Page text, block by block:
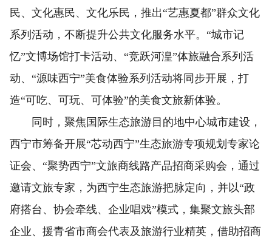
民、文化惠民、文化乐民，推出“艺惠夏都”群众文化
系列活动，不断提升公共文化服务水平。“城市记
忆”文博场馆打卡活动、“竞跃河湟”体旅融合系列活
动、“源味西宁”美食体验系列活动将同步开展，打
造“可吃、可玩、可体验”的美食文旅新体验。
同时，聚焦国际生态旅游目的地中心城市建设，
西宁市筹备开展“芯动西宁”生态旅游专项规划专家论
证会、“聚势西宁”文旅商线路产品招商采购会，通过
邀请文旅专家，为西宁生态旅游把脉定向，并以“政
府搭台、协会牵线、企业唱戏”模式，集聚文旅头部
企业、援青省市商会代表及旅游行业精英，借助招商